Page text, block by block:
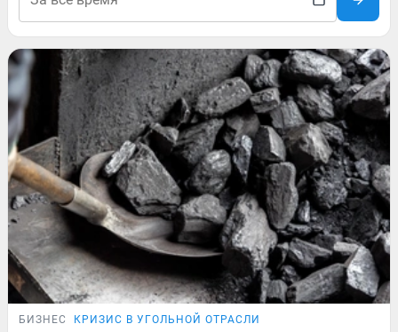
БИЗНЕС КРИЗИС В УГОЛЬНОЙ ОТРАСЛИ